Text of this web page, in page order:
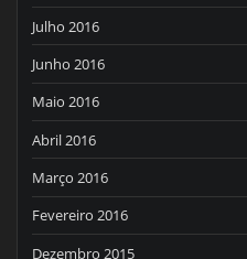
Julho 2016
Junho 2016
Maio 2016
Abril 2016
Março 2016
Fevereiro 2016
Dezembro 2015